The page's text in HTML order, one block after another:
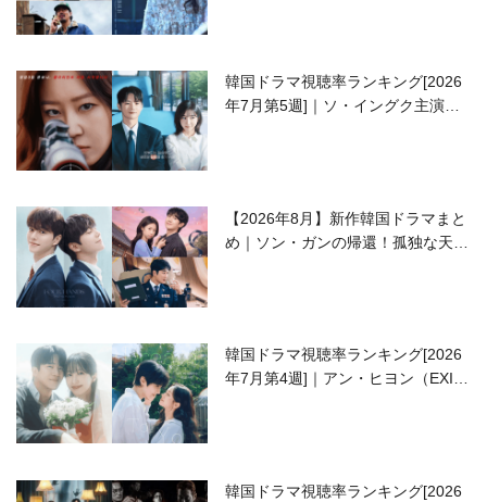
韓国ドラマ視聴率ランキング[2026
年7月第5週]｜ソ・イングク主演の
【2026年8月】新作韓国ドラマまと
め｜ソン・ガンの帰還！孤独な天才
韓国ドラマ視聴率ランキング[2026
年7月第4週]｜アン・ヒヨン（EXID
韓国ドラマ視聴率ランキング[2026